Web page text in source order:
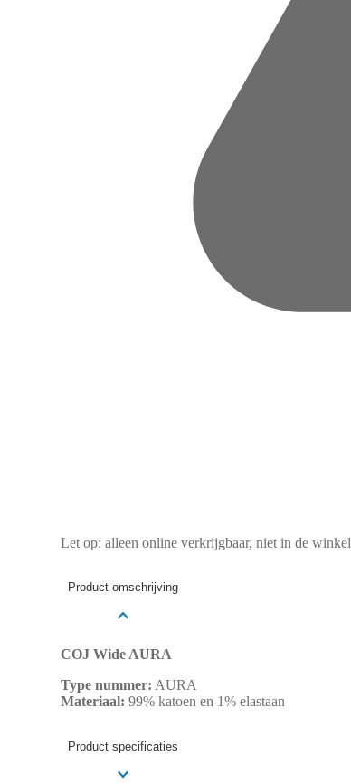
Let op: alleen online verkrijgbaar, niet in de winkel
Product omschrijving
COJ Wide AURA
Type nummer: AURA
Materiaal: 99% katoen en 1% elastaan
Product specificaties